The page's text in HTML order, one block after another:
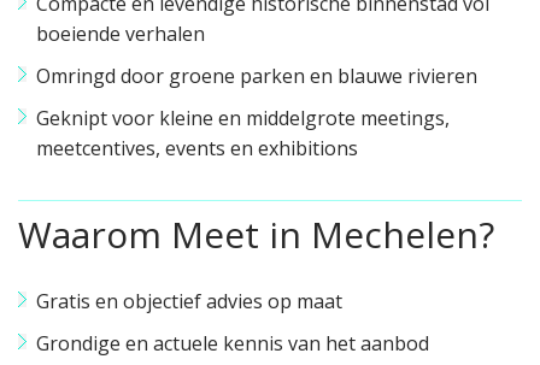
boeiende verhalen
Omringd door groene parken en blauwe rivieren
Geknipt voor kleine en middelgrote meetings,
meetcentives, events en exhibitions
Waarom Meet in Mechelen?
Gratis en objectief advies op maat
Grondige en actuele kennis van het aanbod